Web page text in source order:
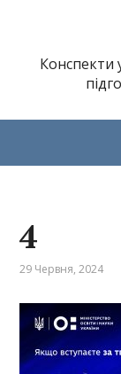
Конспекти
4
29 Червня, 2024